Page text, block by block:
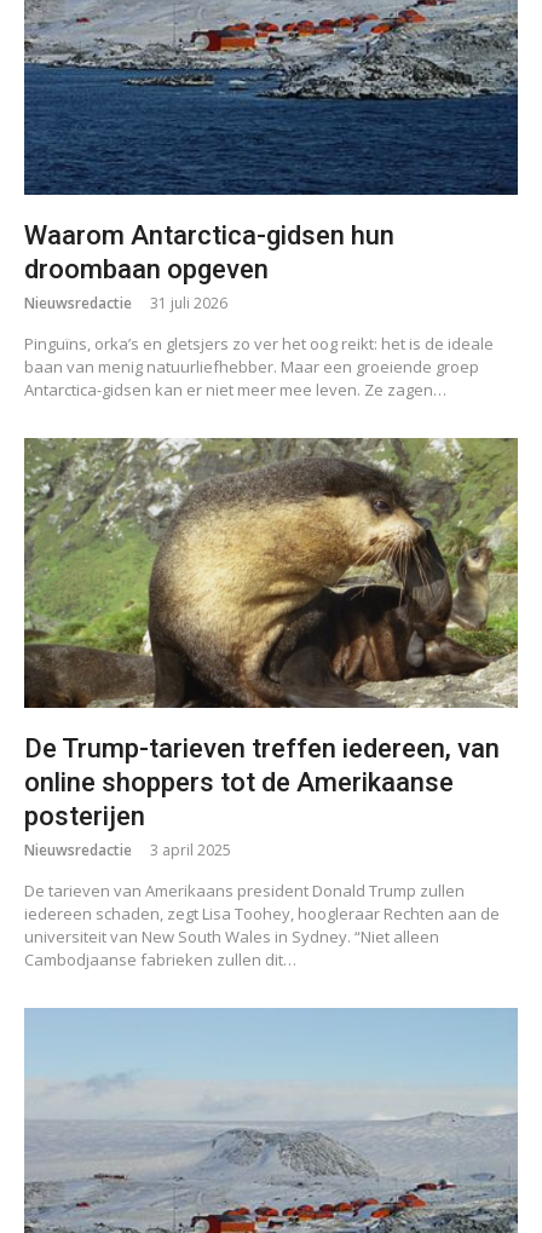
Waarom Antarctica-gidsen hun
droombaan opgeven
Nieuwsredactie 31 juli 2026
Pinguïns, orka’s en gletsjers zo ver het oog reikt: het is de ideale
baan van menig natuurliefhebber. Maar een groeiende groep
Antarctica-gidsen kan er niet meer mee leven. Ze zagen…
De Trump-tarieven treffen iedereen, van
online shoppers tot de Amerikaanse
posterijen
Nieuwsredactie 3 april 2025
De tarieven van Amerikaans president Donald Trump zullen
iedereen schaden, zegt Lisa Toohey, hoogleraar Rechten aan de
universiteit van New South Wales in Sydney. “Niet alleen
Cambodjaanse fabrieken zullen dit…